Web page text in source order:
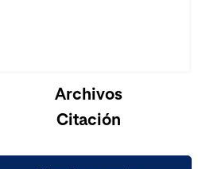
Archivos
Citación